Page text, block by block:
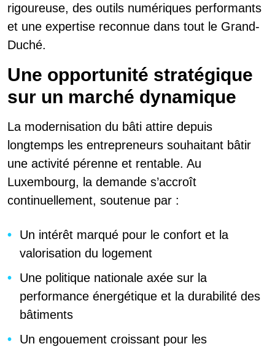
rigoureuse, des outils numériques performants
et une expertise reconnue dans tout le Grand-
Duché.
Une opportunité stratégique
sur un marché dynamique
La modernisation du bâti attire depuis
longtemps les entrepreneurs souhaitant bâtir
une activité pérenne et rentable. Au
Luxembourg, la demande s’accroît
continuellement, soutenue par :
Un intérêt marqué pour le confort et la
valorisation du logement
Une politique nationale axée sur la
performance énergétique et la durabilité des
bâtiments
Un engouement croissant pour les